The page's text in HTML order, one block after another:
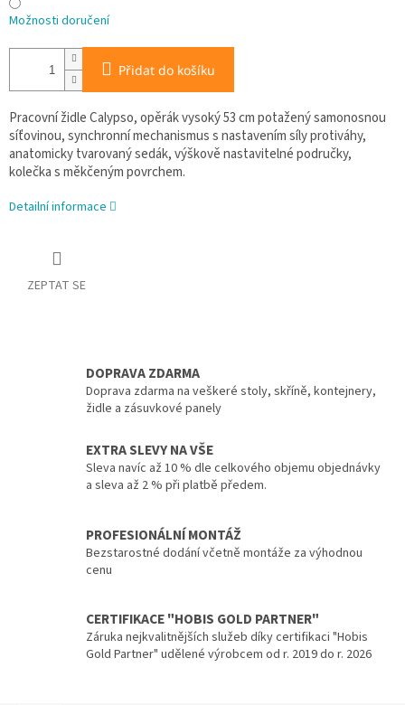
Možnosti doručení
Přidat do košíku
Pracovní židle Calypso, opěrák vysoký 53 cm potažený samonosnou
síťovinou, synchronní mechanismus s nastavením síly protiváhy,
anatomicky tvarovaný sedák, výškově nastavitelné područky,
kolečka s měkčeným povrchem.
Detailní informace
ZEPTAT SE
DOPRAVA ZDARMA
Doprava zdarma na veškeré stoly, skříně, kontejnery,
židle a zásuvkové panely
EXTRA SLEVY NA VŠE
Sleva navíc až 10 % dle celkového objemu objednávky
a sleva až 2 % při platbě předem.
PROFESIONÁLNÍ MONTÁŽ
Bezstarostné dodání včetně montáže za výhodnou
cenu
CERTIFIKACE "HOBIS GOLD PARTNER"
Záruka nejkvalitnějších služeb díky certifikaci "Hobis
Gold Partner" udělené výrobcem od r. 2019 do r. 2026